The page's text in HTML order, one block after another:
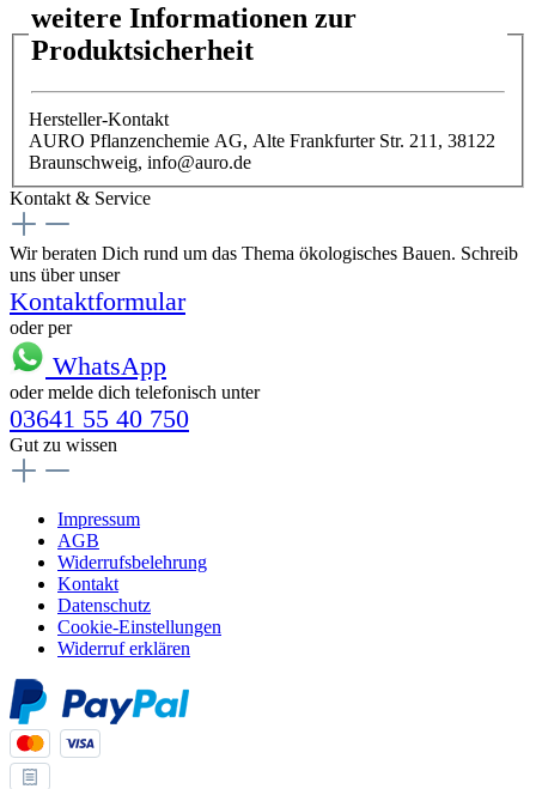
weitere Informationen zur
Produktsicherheit
Hersteller-Kontakt
AURO Pflanzenchemie AG, Alte Frankfurter Str. 211, 38122
Braunschweig, info@auro.de
Kontakt & Service
Wir beraten Dich rund um das Thema ökologisches Bauen. Schreib
uns über unser
Kontaktformular
oder per
WhatsApp
oder melde dich telefonisch unter
03641 55 40 750
Gut zu wissen
Impressum
AGB
Widerrufsbelehrung
Kontakt
Datenschutz
Cookie-Einstellungen
Widerruf erklären